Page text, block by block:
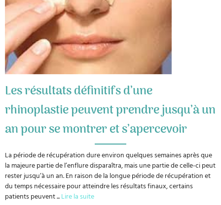
Les résultats définitifs d’une
rhinoplastie peuvent prendre jusqu’à un
an pour se montrer et s’apercevoir
La période de récupération dure environ quelques semaines après que
la majeure partie de l’enflure disparaîtra, mais une partie de celle-ci peut
rester jusqu’à un an. En raison de la longue période de récupération et
du temps nécessaire pour atteindre les résultats finaux, certains
patients peuvent...Lire la suite